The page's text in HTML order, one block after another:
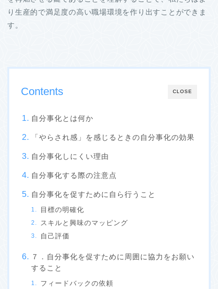
り生産的で満足度の高い職場環境を作り出すことができま
す。
CLOSE
Contents
自分事化とは何か
「やらされ感」を感じるときの自分事化の効果
自分事化しにくい理由
自分事化する際の注意点
自分事化を促すために自ら行うこと
目標の明確化
スキルと興味のマッピング
自己評価
７．自分事化を促すために周囲に協力をお願い
すること
フィードバックの依頼